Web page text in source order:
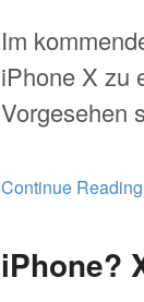
Im
iPhone X zu
Vorgesehen
Continue Reading
iPhone?